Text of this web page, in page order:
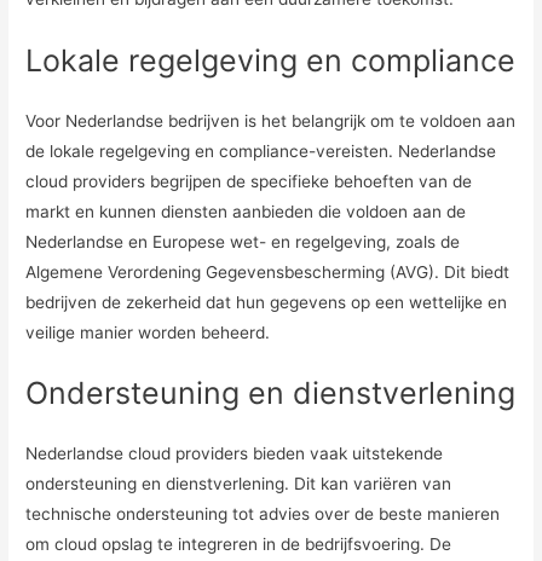
Lokale regelgeving en compliance
Voor Nederlandse bedrijven is het belangrijk om te voldoen aan
de lokale regelgeving en compliance-vereisten. Nederlandse
cloud providers begrijpen de specifieke behoeften van de
markt en kunnen diensten aanbieden die voldoen aan de
Nederlandse en Europese wet- en regelgeving, zoals de
Algemene Verordening Gegevensbescherming (AVG). Dit biedt
bedrijven de zekerheid dat hun gegevens op een wettelijke en
veilige manier worden beheerd.
Ondersteuning en dienstverlening
Nederlandse cloud providers bieden vaak uitstekende
ondersteuning en dienstverlening. Dit kan variëren van
technische ondersteuning tot advies over de beste manieren
om cloud opslag te integreren in de bedrijfsvoering. De